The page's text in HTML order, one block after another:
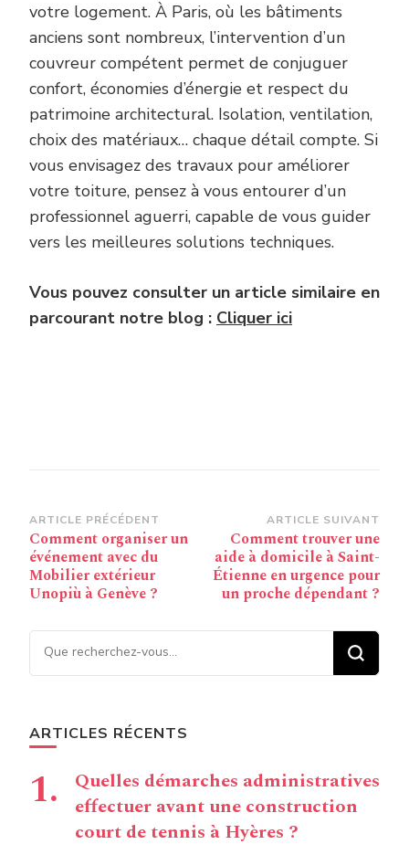
votre logement. À Paris, où les bâtiments
anciens sont nombreux, l’intervention d’un
couvreur compétent permet de conjuguer
confort, économies d’énergie et respect du
patrimoine architectural. Isolation, ventilation,
choix des matériaux… chaque détail compte. Si
vous envisagez des travaux pour améliorer
votre toiture, pensez à vous entourer d’un
professionnel aguerri, capable de vous guider
vers les meilleures solutions techniques.
Vous pouvez consulter un article similaire en
parcourant notre blog : Cliquer ici
Navigation
d’article
ARTICLE PRÉCÉDENT
Comment organiser un
événement avec du
Mobilier extérieur
Unopiù à Genève ?
ARTICLE SUIVANT
Comment trouver une
aide à domicile à Saint-
Étienne en urgence pour
un proche dépendant ?
Vous recherchiez quelque
chose ?
ARTICLES RÉCENTS
Quelles démarches administratives
effectuer avant une construction
court de tennis à Hyères ?